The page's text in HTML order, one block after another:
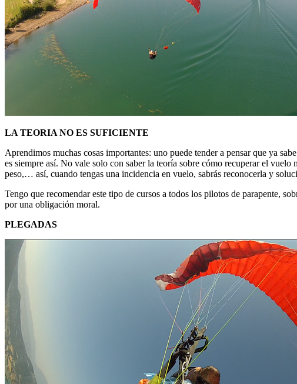
LA TEORIA NO ES SUFICIENTE
Aprendimos muchas cosas importantes: uno puede tender a pensar que ya
es siempre así. No vale solo con saber la teoría sobre cómo recuperar el
peso,… así, cuando tengas una incidencia en vuelo, sabrás reconocerla y
Tengo que recomendar este tipo de cursos a todos los pilotos de parapente,
por una obligación moral.
PLEGADAS